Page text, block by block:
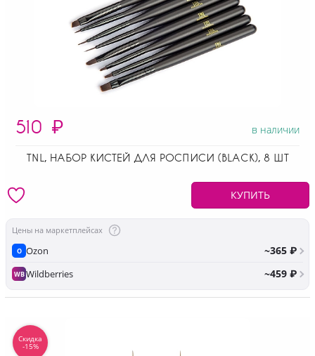
510 ₽ в наличии
TNL, НАБОР КИСТЕЙ ДЛЯ РОСПИСИ (BLACK), 8 ШТ
КУПИТЬ
Цены на маркетплейсах
O Ozon ~365 ₽
WBWildberries ~459 ₽
Скидка
-15%